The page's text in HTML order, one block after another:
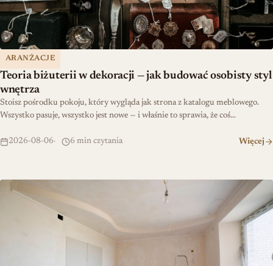
ARANŻACJE
Teoria biżuterii w dekoracji — jak budować osobisty styl
wnętrza
Stoisz pośrodku pokoju, który wygląda jak strona z katalogu meblowego.
Wszystko pasuje, wszystko jest nowe — i właśnie to sprawia, że coś…
2026-08-06 6 min czytania Więcej
Remont starego mieszkania: kiedy odświeżenie zamienia się w